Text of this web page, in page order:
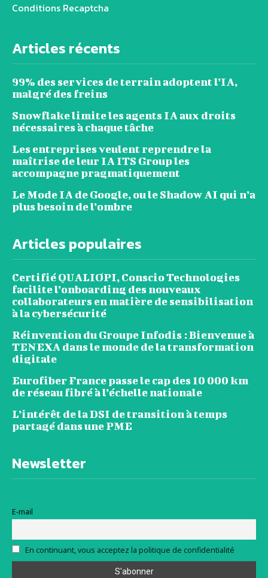
Conditions Recaptcha
Articles récents
99% des services de terrain adoptent l’IA,
malgré des freins
Snowflake limite les agents IA aux droits
nécessaires à chaque tâche
Les entreprises veulent reprendre la
maîtrise de leur IA ITS Group les
accompagne pragmatiquement
Le Mode IA de Google, ou le Shadow AI qui n’a
plus besoin de l’ombre
Articles populaires
Certifié QUALIOPI, Conscio Technologies
facilite l’onboarding des nouveaux
collaborateurs en matière de sensibilisation
à la cybersécurité
Réinvention du Groupe Infodis : Bienvenue à
TENEXA dans le monde de la transformation
digitale
Eurofiber France passe le cap des 10 000 km
de réseau fibré à l’échelle nationale
L’intérêt de la DSI de transition à temps
partagé dans une PME
Newsletter
E-mail
En continuant, vous acceptez la politique de confidentialité